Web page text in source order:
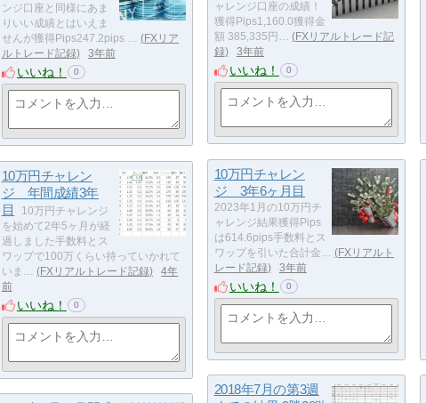
ャレンジ口座の成績！
獲得Pips1,160.0獲得金
額 385,335円…
FXリアルトレード記
録
3年前
いいね！ 0
ンジ口座と同様にあま
りいい成績とはいえま
せんが獲得Pips247.2pips …
FXリア
ルトレード記録
3年前
いいね！ 0
10万円チャレン
ジ 3年6ヶ月目
2023年1月の10万円チ
ャレンジ結果獲得Pips
は614.6pips手数料とス
ワップを引いた合計金…
FXリアルト
レード記録
3年前
いいね！ 0
10万円チャレン
ジ 年間成績3年
目
10万円チャレンジ
を始めて2年5ヶ月が経
過しました手数料とス
ワップで100万くらい持っていかれて
いま…
FXリアルトレード記録
4年
前
いいね！ 0
2018年7月の第3週